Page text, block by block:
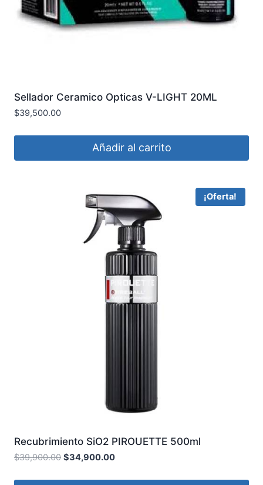
Sellador Ceramico Opticas V-LIGHT 20ML
VONIXX COD2018002
$39,500.00
Añadir al carrito
¡Oferta!
Recubrimiento SiO2 PIROUETTE 500ml
FIREBALL
$39,900.00 $34,900.00